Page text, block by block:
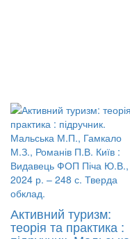
Активний туризм:
теорія та практика :